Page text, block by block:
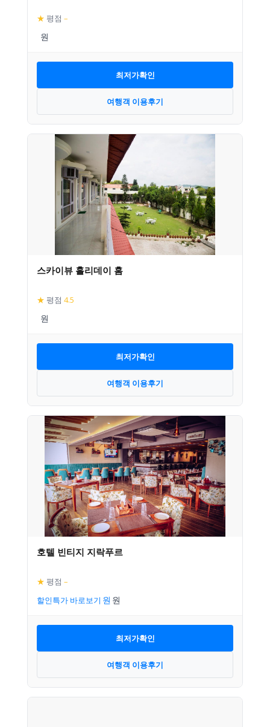
★ 평점 –
최저가확인
여행객 이용후기
스카이뷰 홀리데이 홈
★ 평점 4.5
최저가확인
여행객 이용후기
호텔 빈티지 지락푸르
★ 평점 –
할인특가 바로보기
최저가확인
여행객 이용후기